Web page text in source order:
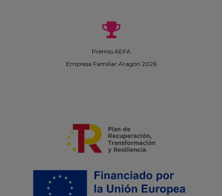
Premio AEFA
Empresa Familiar Aragón 2026